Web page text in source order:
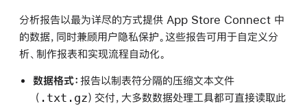
分析报告以最为详尽的方式提供 App Store Connect 中
的数据，同时兼顾用户隐私保护。这些报告可用于自定义分
析、制作报表和实现流程自动化。
数据格式： 报告以制表符分隔的压缩文本文件
（ .txt.gz）交付，大多数数据处理工具都可直接读取此